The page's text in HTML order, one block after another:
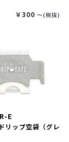
￥300 〜(税抜)
E
リップ空袋（グレ